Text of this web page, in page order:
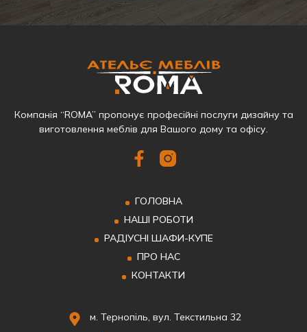
Компанія “ROMA” пропонує професійні послуги дизайну та
виготовлення меблів для Вашого дому та офісу.
ГОЛОВНА
НАШІ РОБОТИ
РАДІУСНІ ШАФИ-КУПЕ
ПРО НАС
КОНТАКТИ
м. Тернопіль, вул. Текстильна 32